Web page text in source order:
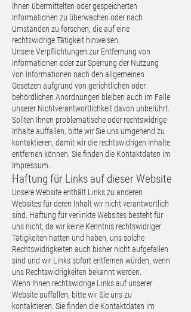
Ihnen übermittelten oder gespeicherten
Informationen zu überwachen oder nach
Umständen zu forschen, die auf eine
rechtswidrige Tätigkeit hinweisen.
Unsere Verpflichtungen zur Entfernung von
Informationen oder zur Sperrung der Nutzung
von Informationen nach den allgemeinen
Gesetzen aufgrund von gerichtlichen oder
behördlichen Anordnungen bleiben auch im Falle
unserer Nichtverantwortlichkeit davon unberührt.
Sollten Ihnen problematische oder rechtswidrige
Inhalte auffallen, bitte wir Sie uns umgehend zu
kontaktieren, damit wir die rechtswidrigen Inhalte
entfernen können. Sie finden die Kontaktdaten im
Impressum.
Haftung für Links auf dieser Website
Unsere Website enthält Links zu anderen
Websites für deren Inhalt wir nicht verantwortlich
sind. Haftung für verlinkte Websites besteht für
uns nicht, da wir keine Kenntnis rechtswidriger
Tätigkeiten hatten und haben, uns solche
Rechtswidrigkeiten auch bisher nicht aufgefallen
sind und wir Links sofort entfernen würden, wenn
uns Rechtswidrigkeiten bekannt werden.
Wenn Ihnen rechtswidrige Links auf unserer
Website auffallen, bitte wir Sie uns zu
kontaktieren. Sie finden die Kontaktdaten im